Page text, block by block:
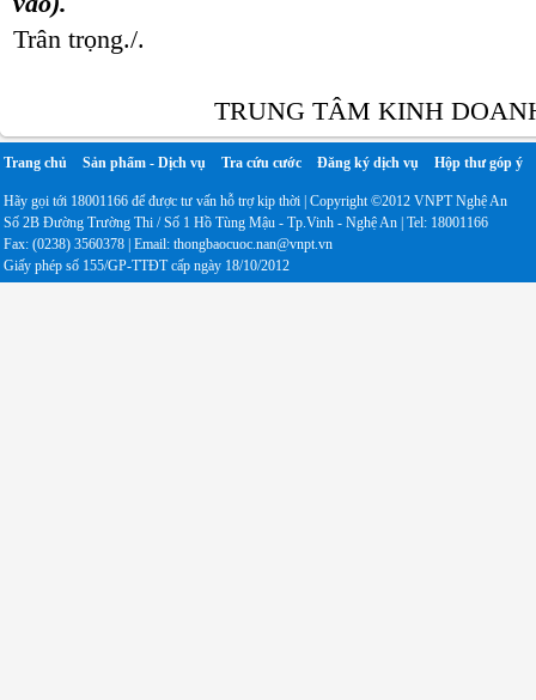
Trân trọng./.
TRUNG TÂM KINH DOANH
Trang chủ Sản phẩm - Dịch vụ Tra cứu cước Đăng ký dịch vụ Hộp thư góp ý
Hãy gọi tới 18001166 để được tư vấn hỗ trợ kịp thời | Copyright ©2012 VNPT Nghệ An
Số 2B Đường Trường Thi / Số 1 Hồ Tùng Mậu - Tp.Vinh - Nghệ An | Tel: 18001166
Fax: (0238) 3560378 | Email: thongbaocuoc.nan@vnpt.vn
Giấy phép số 155/GP-TTĐT cấp ngày 18/10/2012